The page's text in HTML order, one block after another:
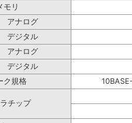
モリ
アナログ
デジタル
アナログ
デジタル
ク規格
チップ